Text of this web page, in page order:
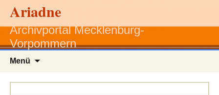
Ariadne
Archivportal Mecklenburg-
Vorpommern
Menü